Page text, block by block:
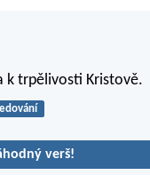
k trpělivosti Kristově.
verš!